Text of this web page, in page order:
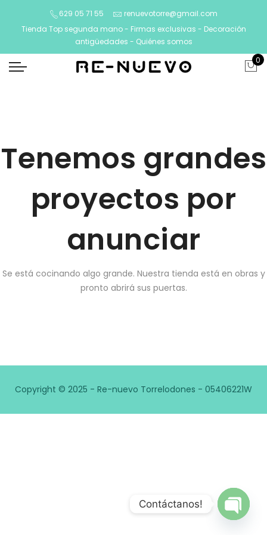
629 05 71 55
renuevotorre@gmail.com
Tienda Top segunda mano - Firmas exclusivas - Decoración
antigüedades - Quiénes somos
0
Tenemos grandes
proyectos por
anunciar
Se está cocinando algo grande. Nuestra tienda está en obras y
pronto abrirá sus puertas.
Copyright © 2025 - Re-nuevo Torrelodones - 05406221W
Contáctanos!